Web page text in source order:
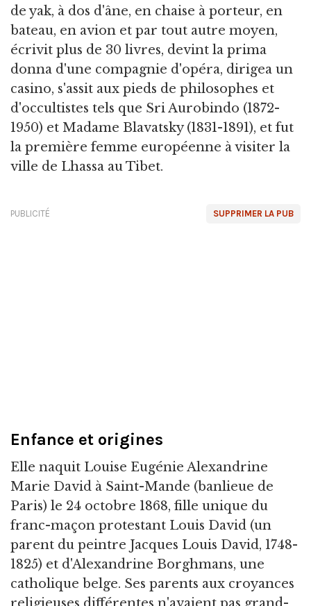
de yak, à dos d'âne, en chaise à porteur, en
bateau, en avion et par tout autre moyen,
écrivit plus de 30 livres, devint la prima
donna d'une compagnie d'opéra, dirigea un
casino, s'assit aux pieds de philosophes et
d'occultistes tels que Sri Aurobindo (1872-
1950) et Madame Blavatsky (1831-1891), et fut
la première femme européenne à visiter la
ville de Lhassa au Tibet.
SUPPRIMER LA PUB
PUBLICITÉ
Enfance et origines
Elle naquit Louise Eugénie Alexandrine
Marie David à Saint-Mande (banlieue de
Paris) le 24 octobre 1868, fille unique du
franc-maçon protestant Louis David (un
parent du peintre Jacques Louis David, 1748-
1825) et d'Alexandrine Borghmans, une
catholique belge. Ses parents aux croyances